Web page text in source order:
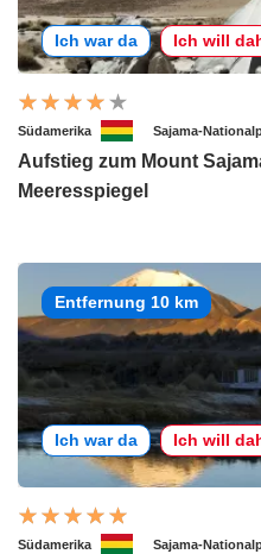
Ich war da Ich will
Südamerika Sajama-
Aufstieg zum Mount
Meeresspiegel
Entfernung 10 km
Ich war da Ich will
Südamerika Sajama-